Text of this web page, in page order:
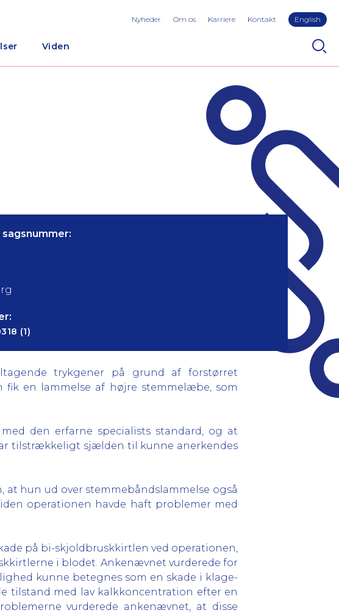
Viden
Nyheder Om os Karriere Kontakt English
(1)
trykgener på grund af forstørret
en lammelse af højre stemmelæbe, som
den erfarne specialists standard, og at
tilstrækkeligt sjælden til kunne anerkendes
hun ud over stemmebåndslammelse også
operationen havde haft problemer med
på bi-skjoldbruskkirtlen ved operationen,
i blodet. Ankenævnet vurderede for
kunne betegnes som en skade i klage-
tilstand med lav kalkkoncentration efter en
vurderede ankenævnet, at disse